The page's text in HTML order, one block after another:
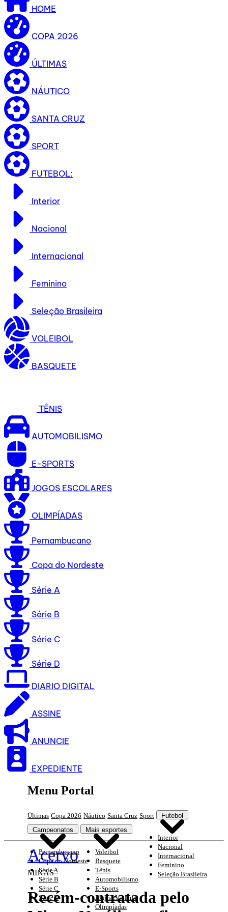
HOME
COPA 2026
ÚLTIMAS
NÁUTICO
SANTA CRUZ
SPORT
FUTEBOL:
Interior
Nacional
Internacional
Feminino
Seleção Brasileira
VOLEIBOL
BASQUETE
TÊNIS
AUTOMOBILISMO
E-SPORTS
JOGOS ESCOLARES
OLIMPÍADAS
Pernambucano
Copa do Nordeste
Série A
Série B
Série C
Série D
DIARIO DIGITAL
ASSINE
ANUNCIE
EXPEDIENTE
Menu Portal
Últimas Copa 2026 Náutico Santa Cruz Sport Futebol
Interior
Nacional
Internacional
Feminino
Seleção Brasileira
Campeonatos
Pernambucano
Copa do Nordeste
Série A
Série B
Série C
Série D
Mais esportes
Voleibol
Basquete
Tênis
Automobilismo
E-Sports
Jogos escolares
Olimpíadas
Acervo
MINAS
Recém-contratada pelo